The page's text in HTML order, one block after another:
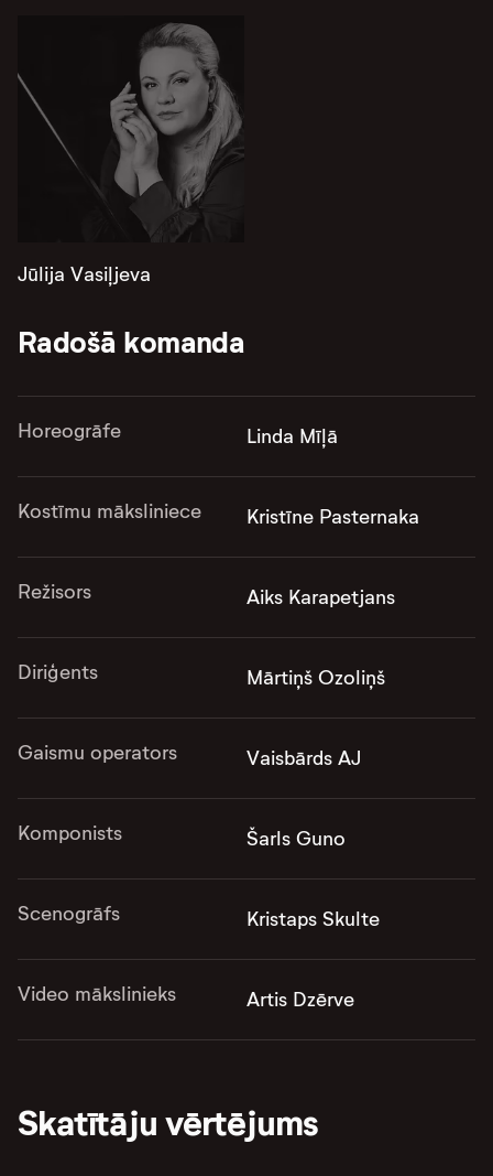
Jūlija Vasiļjeva
Radošā komanda
Horeogrāfe Linda Mīļā
Kostīmu māksliniece Kristīne Pasternaka
Režisors Aiks Karapetjans
Diriģents Mārtiņš Ozoliņš
Gaismu operators Vaisbārds AJ
Komponists Šarls Guno
Scenogrāfs Kristaps Skulte
Video mākslinieks Artis Dzērve
Skatītāju vērtējums